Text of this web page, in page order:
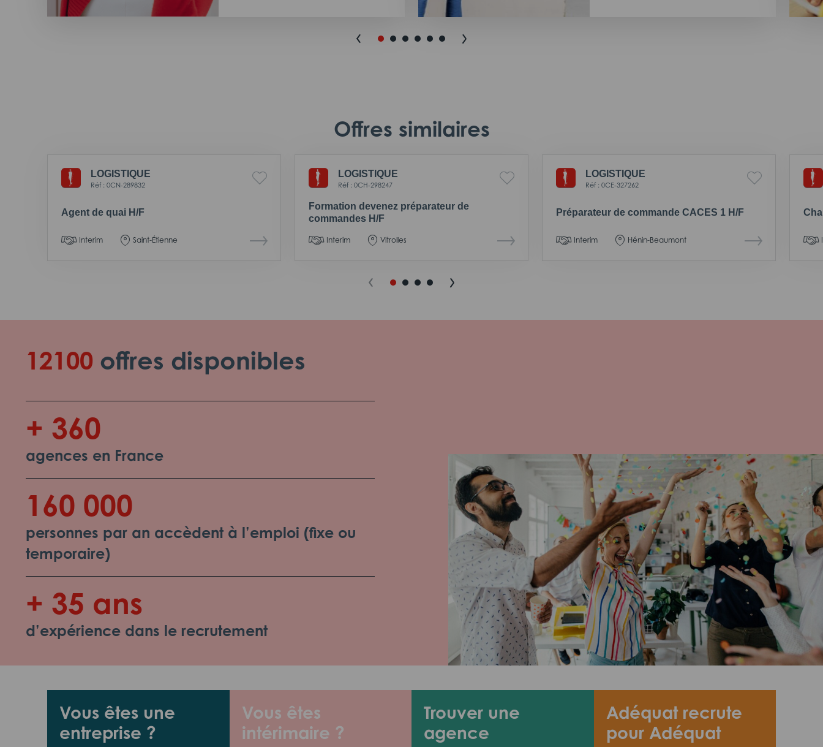
Offres similaires
LOGISTIQUE
Réf : 0CN-289832
Agent de quai H/F
Interim Saint-Étienne
LOGISTIQUE
Réf : 0CH-298247
Formation devenez préparateur de
commandes H/F
Interim Vitrolles
LOGISTIQUE
Réf : 0CE-327262
Préparateur de commande CACES 1 H/F
Interim Hénin-Beaumont
12100 offres disponibles
+ 360
agences en France
160 000
personnes par an accèdent à l’emploi (fixe ou
temporaire)
+ 35 ans
d’expérience dans le recrutement
Vous êtes une
entreprise ?
Vous êtes
intérimaire ?
Trouver une
agence
Adéquat recrute
pour Adéquat